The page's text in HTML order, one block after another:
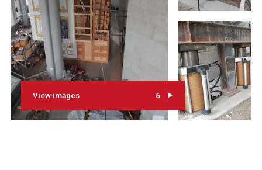
View images 6